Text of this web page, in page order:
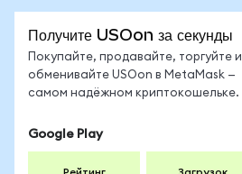
Получите USOon за секунды
Покупайте, продавайте, торгуйте и
обменивайте USOon в MetaMask —
самом надёжном криптокошельке.
Google Play